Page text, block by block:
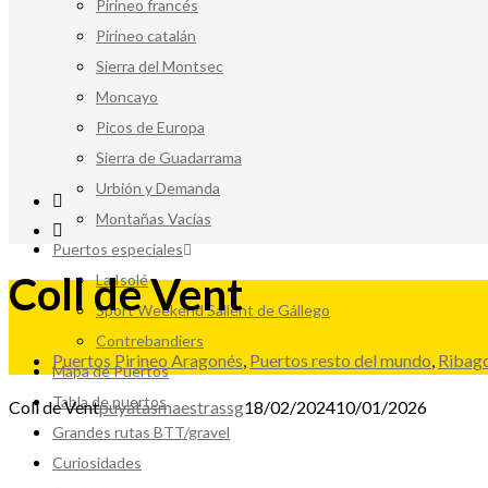
Pirineo francés
Pirineo catalán
Sierra del Montsec
Moncayo
Picos de Europa
Sierra de Guadarrama
Urbión y Demanda
Montañas Vacías
Puertos especiales
La Isolé
Sport Weekend Sallent de Gállego
Contrebandiers
Mapa de Puertos
Tabla de puertos
Grandes rutas BTT/gravel
Curiosidades
Coll de Vent
Puertos Pirineo Aragonés, Puertos resto del mundo,
Coll de Ventpuyatasmaestrassg18/02/202410/01/2026